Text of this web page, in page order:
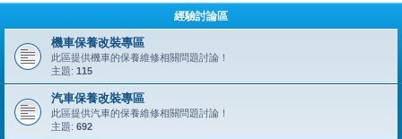
經驗討論區
機車保養改裝專區
此區提供機車的保養維修相關問題討論！
主題: 115
汽車保養改裝專區
此區提供汽車的保養維修相關問題討論！
主題: 692